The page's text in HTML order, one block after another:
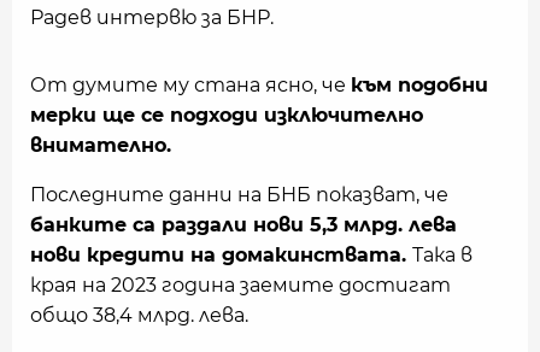
Радев интервю за БНР.
От думите му стана ясно, че към подобни
мерки ще се подходи изключително
внимателно.
Последните данни на БНБ показват, че
банките са раздали нови 5,3 млрд. лева
нови кредити на домакинствата. Така в
края на 2023 година заемите достигат
общо 38,4 млрд. лева.